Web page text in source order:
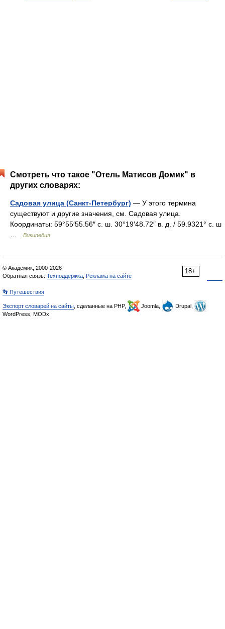
Смотреть что такое "Отель Матисов Домик" в
других словарях:
Садовая улица (Санкт-Петербург) — У этого термина
существуют и другие значения, см. Садовая улица.
Координаты: 59°55′55.56″ с. ш. 30°19′48.72″ в. д. / 59.9321° с. ш
Википедия
18+
© Академик, 2000-2026
Обратная связь: Техподдержка Реклама на сайте
👣 Путешествия
Экспорт словарей на сайты , сделанные на PHP, Joomla,
Drupal,
WordPress, MODx.